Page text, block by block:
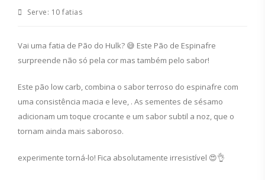
Serve: 10 fatias
Vai uma fatia de Pão do Hulk? 😅 Este Pão de Espinafre
surpreende não só pela cor mas também pelo sabor!
Este pão low carb, combina o sabor terroso do espinafre com
uma consistência macia e leve, . As sementes de sésamo
adicionam um toque crocante e um sabor subtil a noz, que o
tornam ainda mais saboroso.
experimente torná-lo! Fica absolutamente irresistível 😍👌